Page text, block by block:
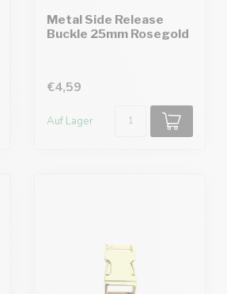
Metal Side Release
Buckle 25mm Rosegold
€4,59
Auf Lager